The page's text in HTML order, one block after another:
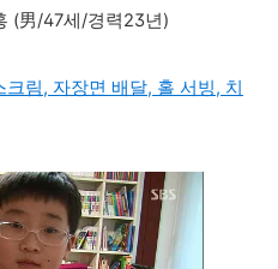
(男/47세/경력23년)
림, 자장면 배달, 홀 서빙, 치